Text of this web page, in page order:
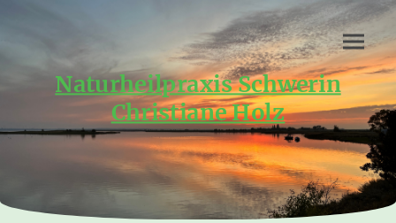
Naturheilpraxis Schwerin
Christiane Holz